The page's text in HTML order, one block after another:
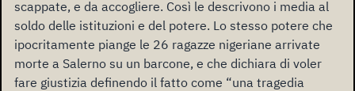
scappate, e da accogliere. Così le descrivono i media al
soldo delle istituzioni e del potere. Lo stesso potere che
ipocritamente piange le 26 ragazze nigeriane arrivate
morte a Salerno su un barcone, e che dichiara di voler
fare giustizia definendo il fatto come “una tragedia